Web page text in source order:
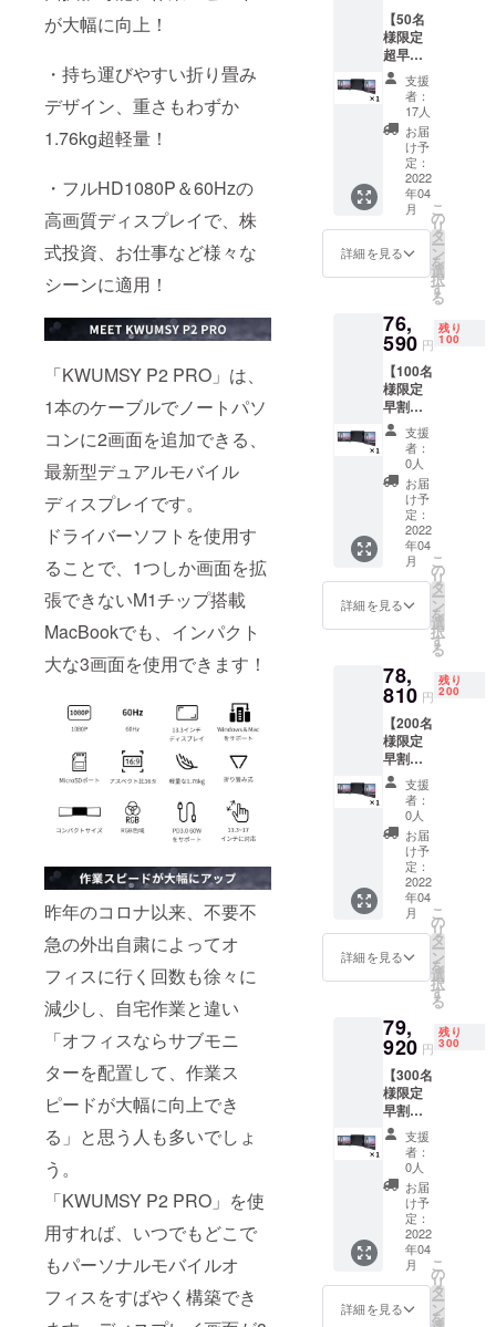
が大幅に向上！
・持ち運びやすい折り畳み
デザイン、重さもわずか
1.76kg超軽量！
・フルHD1080P＆60Hzの
高画質ディスプレイで、株
式投資、お仕事など様々な
シーンに適用！
「KWUMSY P2 PRO」は、
1本のケーブルでノートパソ
コンに2画面を追加できる、
最新型デュアルモバイル
ディスプレイです。
ドライバーソフトを使用す
ることで、1つしか画面を拡
張できないM1チップ搭載
MacBookでも、インパクト
大な3画面を使用できます！
昨年のコロナ以来、不要不
急の外出自粛によってオ
フィスに行く回数も徐々に
減少し、自宅作業と違い
「オフィスならサブモニ
ターを配置して、作業ス
ピードが大幅に向上でき
る」と思う人も多いでしょ
う。
「KWUMSY P2 PRO」を使
用すれば、いつでもどこで
もパーソナルモバイルオ
フィスをすばやく構築でき
をご提供い
たします。
【50名
様限定
超早割
33％OF
F】ディ
スプレ
イ
「KWU
MSY P2
PRO」
×1セッ
ト 定
価:111,
000円
（税
込） ※
料（日
本国内
限定）
内容
物： ・
「KWU
MSY P2
PRO」
×1 ・
Type-C
to Type-
Cケーブ
ル×2 ・
2USB
to Type-
Cケーブ
ル×1 ・
支援
者：
17人
お届
け予
定：
2022
年04
月
詳細を見る
こ
の
リ
タ
ー
ン
を
選
択
す
る
76,
590 円
残り
100
【100名
様限定
早割
31％OF
F】ディ
スプレ
イ
「KWU
MSY P2
PRO」
×1セッ
ト 定
価:111,
000円
（税
込） ※
料（日
本国内
限定）
内容
物： ・
「KWU
MSY P2
PRO」
×1 ・
Type-C
to Type-
Cケーブ
ル×2 ・
2USB
to Type-
Cケーブ
ル×1 ・
支援
者：
0人
お届
け予
定：
2022
年04
月
詳細を見る
こ
の
リ
タ
ー
ン
を
選
択
す
る
78,
810 円
残り
200
【200名
様限定
早割
29％OF
F】ディ
スプレ
イ
「KWU
MSY P2
PRO」
×1セッ
ト 定
価:111,
000円
（税
込） ※
料（日
本国内
限定）
内容
物： ・
「KWU
MSY P2
PRO」
×1 ・
Type-C
to Type-
Cケーブ
ル×2 ・
2USB
to Type-
Cケーブ
ル×1 ・
支援
者：
0人
お届
け予
定：
2022
年04
月
詳細を見る
こ
の
リ
タ
ー
ン
を
選
択
す
る
79,
920 円
残り
300
【300名
様限定
早割
28％OF
F】ディ
スプレ
イ
「KWU
MSY P2
PRO」
×1セッ
ト 定
価:111,
000円
（税
支援
者：
0人
お届
け予
定：
2022
年04
月
詳細を見る
こ
の
リ
タ
ー
ン
を